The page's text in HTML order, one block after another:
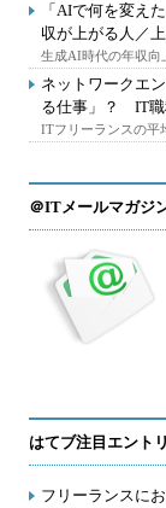
「AIで何を変え
収が上がる人／
生成AI時代の年収向
ネットワークエ
る仕事」？ IT職
ITフリーランスの平
＠ITメールマガジ
はてブ注目エント
フリーランスに